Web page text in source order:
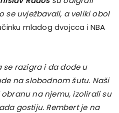
se uvježbavali, a veliki obol
mladog dvojcca i NBA
razigra i da dođe u
na slobodnom šutu. Naši
na njemu, izolirali su
gostiju. Rembert je na